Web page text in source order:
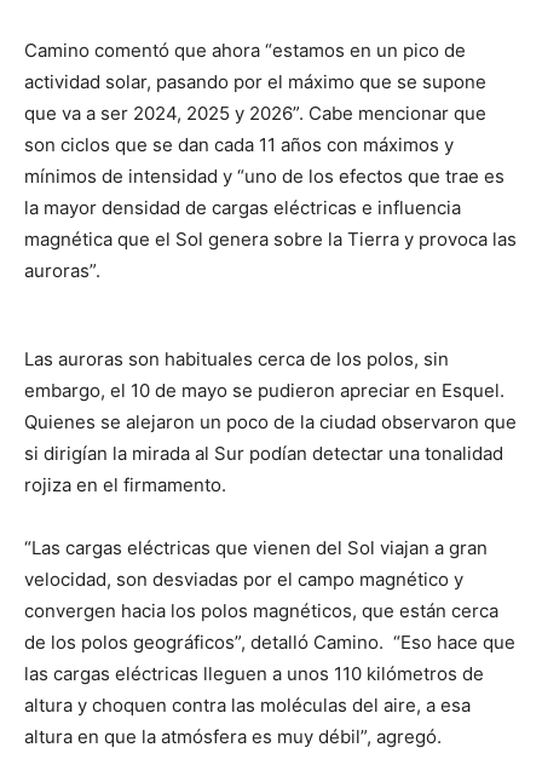
Camino comentó que ahora “estamos en un pico de
actividad solar, pasando por el máximo que se supone
que va a ser 2024, 2025 y 2026”. Cabe mencionar que
son ciclos que se dan cada 11 años con máximos y
mínimos de intensidad y “uno de los efectos que trae es
la mayor densidad de cargas eléctricas e influencia
magnética que el Sol genera sobre la Tierra y provoca las
auroras”.
Las auroras son habituales cerca de los polos, sin
embargo, el 10 de mayo se pudieron apreciar en Esquel.
Quienes se alejaron un poco de la ciudad observaron que
si dirigían la mirada al Sur podían detectar una tonalidad
rojiza en el firmamento.
“Las cargas eléctricas que vienen del Sol viajan a gran
velocidad, son desviadas por el campo magnético y
convergen hacia los polos magnéticos, que están cerca
de los polos geográficos”, detalló Camino. “Eso hace que
las cargas eléctricas lleguen a unos 110 kilómetros de
altura y choquen contra las moléculas del aire, a esa
altura en que la atmósfera es muy débil”, agregó.